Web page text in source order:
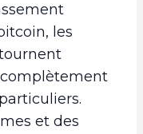
les
et des